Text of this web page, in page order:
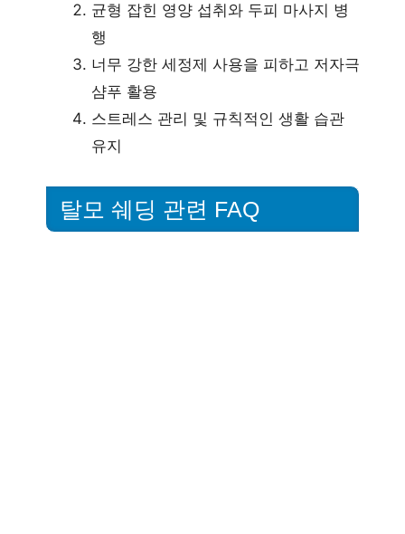
균형 잡힌 영양 섭취와 두피 마사지 병
행
너무 강한 세정제 사용을 피하고 저자극
샴푸 활용
스트레스 관리 및 규칙적인 생활 습관
유지
탈모 쉐딩 관련 FAQ